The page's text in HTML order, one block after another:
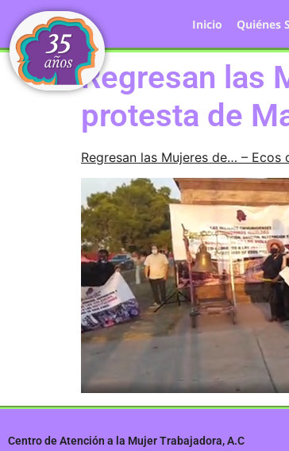
Inicio Quiénes
Regresan las
protesta de
Regresan las Mujeres de… –
Centro de Atención a la Mujer Trabajadora, A.C